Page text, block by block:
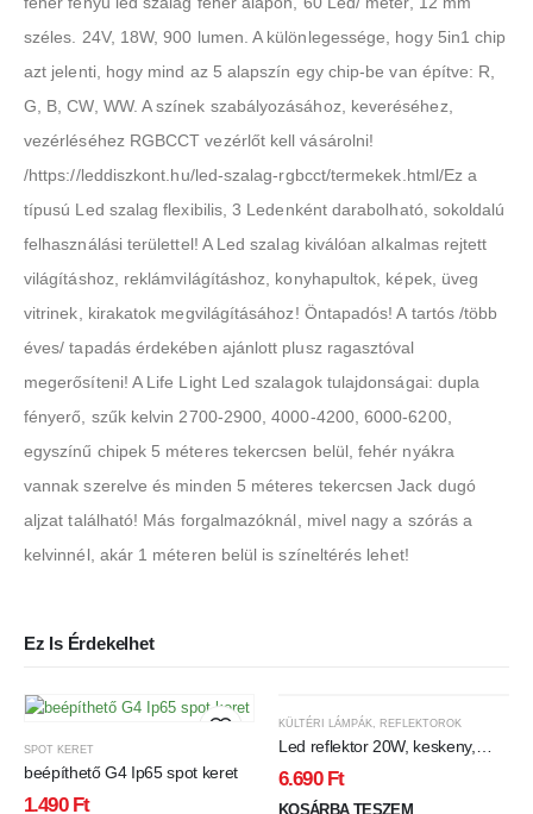
széles. 24V, 18W, 900 lumen. A különlegessége, hogy 5in1 chip
azt jelenti, hogy mind az 5 alapszín egy chip-be van építve: R,
G, B, CW, WW. A színek szabályozásához, keveréséhez,
vezérléséhez RGBCCT vezérlőt kell vásárolni!
/https://leddiszkont.hu/led-szalag-rgbcct/termekek.html/Ez a
típusú Led szalag flexibilis, 3 Ledenként darabolható, sokoldalú
felhasználási területtel! A Led szalag kiválóan alkalmas rejtett
világításhoz, reklámvilágításhoz, konyhapultok, képek, üveg
vitrinek, kirakatok megvilágításához! Öntapadós! A tartós /több
éves/ tapadás érdekében ajánlott plusz ragasztóval
megerősíteni! A Life Light Led szalagok tulajdonságai: dupla
fényerő, szűk kelvin 2700-2900, 4000-4200, 6000-6200,
egyszínű chipek 5 méteres tekercsen belül, fehér nyákra
vannak szerelve és minden 5 méteres tekercsen Jack dugó
aljzat található! Más forgalmazóknál, mivel nagy a szórás a
kelvinnél, akár 1 méteren belül is színeltérés lehet!
Ez Is Érdekelhet
SPOT KERET
beépíthető G4 Ip65 spot keret
1.490 Ft
KÜLTÉRI LÁMPÁK REFLEKTOROK
Led reflektor 20W, keskeny,
fehér házban,
mozgásérzékelővel,hideg fehér
6.690 Ft
KOSÁRBA TESZEM